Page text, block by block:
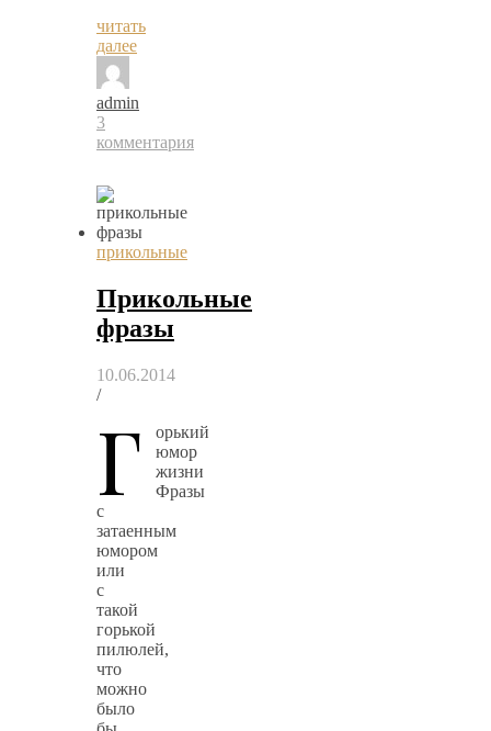
читать
далее
admin
3
комментария
прикольные
Прикольные
фразы
10.06.2014
/
Г
орький
юмор
жизни
Фразы
с
затаенным
юмором
или
с
такой
горькой
пилюлей,
что
можно
было